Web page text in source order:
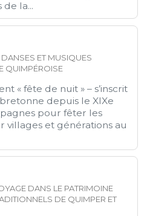
la...
ET MUSIQUES
QUIMPÉROISE
« fête de nuit » – s’inscrit
depuis le XIXe
pour fêter les
villages et générations au
DANS LE PATRIMOINE
DE QUIMPER ET